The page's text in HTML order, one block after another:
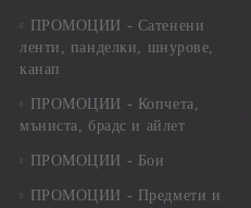
ПРОМОЦИИ - Сатенени
ленти, панделки, шнурове,
канап
ПРОМОЦИИ - Копчета,
мъниста, брадс и айлет
ПРОМОЦИИ - Бои
ПРОМОЦИИ - Предмети и